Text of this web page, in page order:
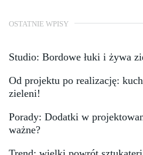
OSTATNIE WPISY
Studio: Bordowe łuki i żywa
Od projektu po realizację:
zieleni!
Porady: Dodatki w
ważne?